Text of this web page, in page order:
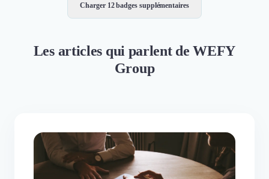
Charger 12 badges supplémentaires
Les articles qui parlent de WEFY
Group